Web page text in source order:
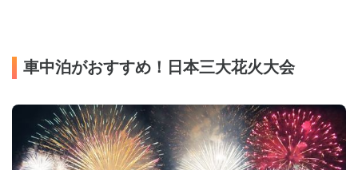
車中泊がおすすめ！日本三大花火大会